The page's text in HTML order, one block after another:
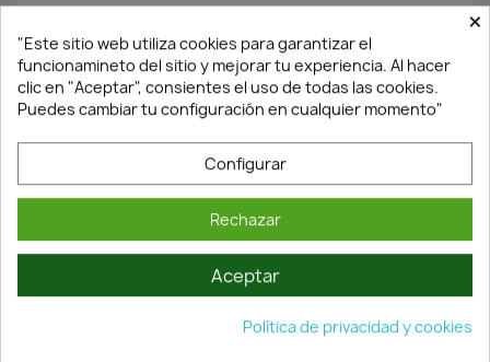
ALDABILLA PEQUEÑA PARA VENTANA 70MM DE ACERO
INOXIDABLE
5,66 €3,96 €
×
"Este sitio web utiliza cookies para garantizar el
funcionamineto del sitio y mejorar tu experiencia. Al hacer
clic en "Aceptar", consientes el uso de todas las cookies.
Puedes cambiar tu configuración en cualquier momento"
Configurar
Rechazar
Aceptar
Política de privacidad y cookies